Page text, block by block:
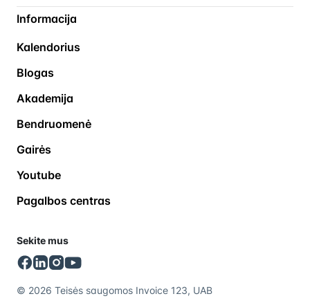
Informacija
Kalendorius
Blogas
Akademija
Bendruomenė
Gairės
Youtube
Pagalbos centras
Sekite mus
© 2026 Teisės saugomos Invoice 123, UAB